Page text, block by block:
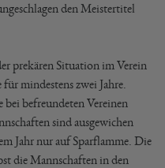
den Meistertitel
prekären Situation im Verein
mindestens zwei Jahre.
befreundeten Vereinen
sind ausgewichen
Jahr nur auf Sparflamme. Die
die Mannschaften in den